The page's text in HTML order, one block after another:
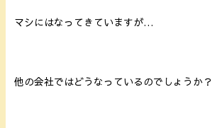
マシにはなってきていますが…
他の会社ではどうなっているのでしょうか？